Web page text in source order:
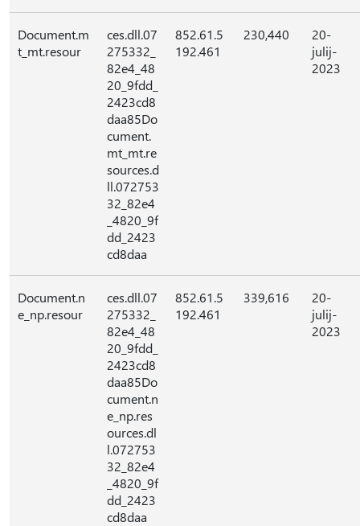
Document.m
t_mt.resour
ces.dll.07
275332_
82e4_48
20_9fdd_
2423cd8
daa85Do
cument.
mt_mt.re
sources.d
ll.072753
32_82e4
_4820_9f
dd_2423
cd8daa
852.61.5
192.461
230,440
20-
julij-
2023
Document.n
e_np.resour
ces.dll.07
275332_
82e4_48
20_9fdd_
2423cd8
daa85Do
cument.n
e_np.res
ources.dl
l.072753
32_82e4
_4820_9f
dd_2423
cd8daa
852.61.5
192.461
339,616
20-
julij-
2023